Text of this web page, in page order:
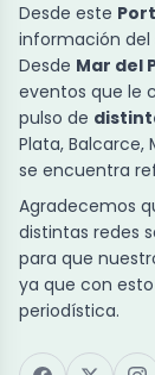
Desde este
información del
Desde Mar del
eventos que le
pulso de
Plata, Balcarce,
se encuentra
Agradecemos
distintas redes
para que
ya que con
periodística.